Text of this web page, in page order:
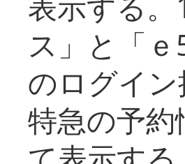
ス」と「
のログイ
特急の予